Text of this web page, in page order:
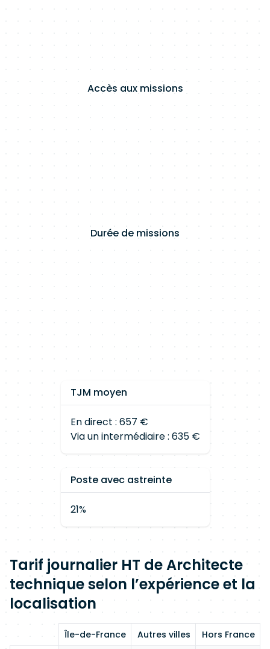
Accès aux missions
Durée de missions
TJM moyen
En direct : 657 €
Via un intermédiaire : 635 €
Poste avec astreinte
21%
Tarif journalier HT de Architecte
technique selon l’expérience et la
localisation
Île-de-France Autres villes
Hors France